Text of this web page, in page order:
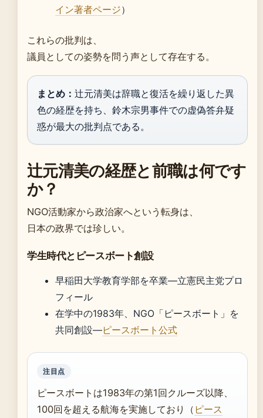
イン著者ページ）
これらの批判は、
議員としての姿勢を問う声として存在する。
まとめ： 辻元清美は辞職と復活を繰り返した異
色の経歴を持ち、鈴木宗男事件での虚偽答弁疑
惑が最大の批判点である。
辻元清美の経歴と前職は何です
か？
NGO活動家から政治家へという転身は、
日本の政界では珍しい。
学生時代とピースボート創設
早稲田大学教育学部を卒業—立憲民主党プロ
フィール
在学中の1983年、NGO「ピースボート」を
共同創設—ピースボート公式
注目点
ピースボートは1983年の第1回クルーズ以降、
100回を超える航海を実施しており（ ピース